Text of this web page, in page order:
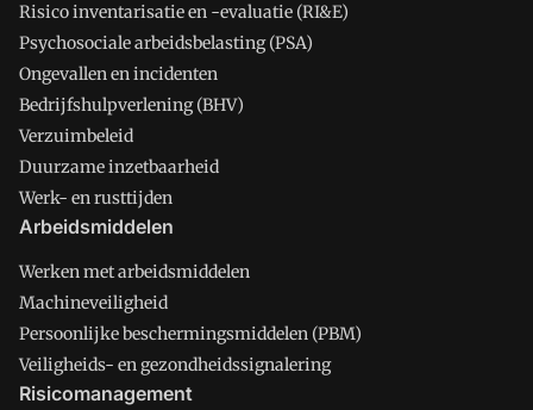
Risico inventarisatie en -evaluatie (RI&E)
Psychosociale arbeidsbelasting (PSA)
Ongevallen en incidenten
Bedrijfshulpverlening (BHV)
Verzuimbeleid
Duurzame inzetbaarheid
Werk- en rusttijden
Arbeidsmiddelen
Werken met arbeidsmiddelen
Machineveiligheid
Persoonlijke beschermingsmiddelen (PBM)
Veiligheids- en gezondheidssignalering
Risicomanagement